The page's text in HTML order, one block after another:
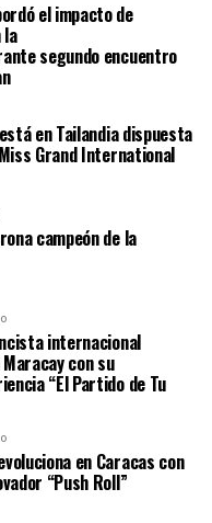
el impacto de
la
segundo encuentro
en Tailandia dispuesta
Grand International
campeón de la
internacional
con su
“El Partido de Tu
en Caracas con
“Push Roll”